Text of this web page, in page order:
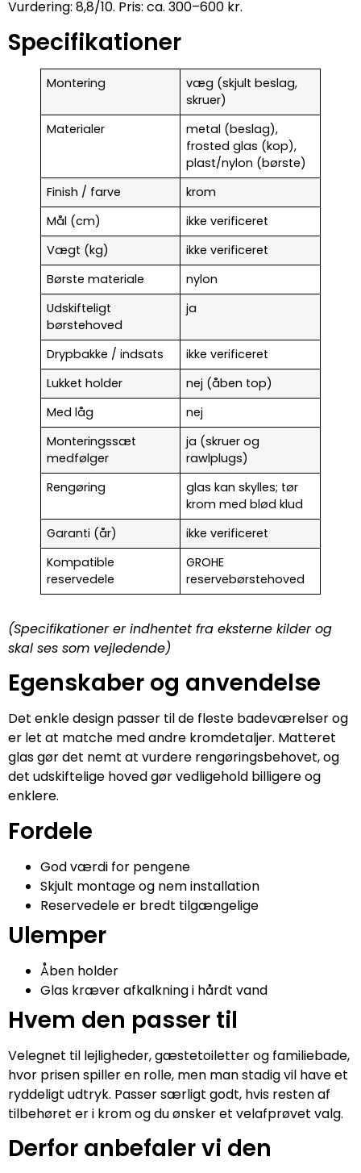
Vurdering: 8,8/10. Pris: ca. 300–600 kr.
Specifikationer
Montering
væg (skjult beslag,
skruer)
Materialer
metal (beslag),
frosted glas (kop),
plast/nylon (børste)
Finish / farve
krom
Mål (cm)
ikke verificeret
Vægt (kg)
ikke verificeret
Børste materiale
nylon
Udskifteligt
børstehoved
ja
Drypbakke / indsats
ikke verificeret
Lukket holder
nej (åben top)
Med låg
nej
Monteringssæt
medfølger
ja (skruer og
rawlplugs)
Rengøring
glas kan skylles; tør
krom med blød klud
Garanti (år)
ikke verificeret
Kompatible
reservedele
GROHE
reservebørstehoved
(Specifikationer er indhentet fra eksterne kilder og
skal ses som vejledende)
Egenskaber og anvendelse
Det enkle design passer til de fleste badeværelser og
er let at matche med andre kromdetaljer. Matteret
glas gør det nemt at vurdere rengøringsbehovet, og
det udskiftelige hoved gør vedligehold billigere og
enklere.
Fordele
God værdi for pengene
Skjult montage og nem installation
Reservedele er bredt tilgængelige
Ulemper
Åben holder
Glas kræver afkalkning i hårdt vand
Hvem den passer til
Velegnet til lejligheder, gæstetoiletter og familiebade,
hvor prisen spiller en rolle, men man stadig vil have et
ryddeligt udtryk. Passer særligt godt, hvis resten af
tilbehøret er i krom og du ønsker et velafprøvet valg.
Derfor anbefaler vi den